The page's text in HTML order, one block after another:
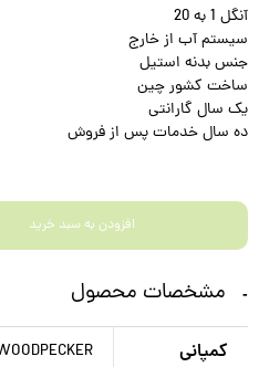
آنگل 1 به 20
سیستم آب از خارج
جنس بدنه استیل
ساخت کشور چین
یک سال گارانتی
ده سال خدمات پس از فروش
افزودن به سبد خرید
مشخصات محصول
کمپانی